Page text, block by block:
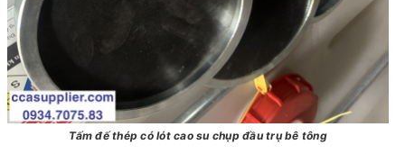
Tấm đế thép có lót cao su chụp đầu trụ bê tông